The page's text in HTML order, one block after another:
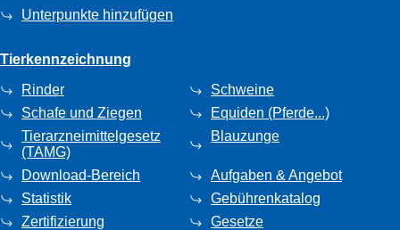
Unterpunkte hinzufügen
Tierkennzeichnung
Rinder
Schweine
Schafe und Ziegen
Equiden (Pferde...)
Tierarzneimittelgesetz
(TAMG)
Blauzunge
Download-Bereich
Aufgaben & Angebot
Statistik
Gebührenkatalog
Zertifizierung
Gesetze